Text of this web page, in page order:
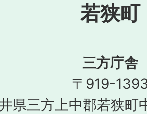
若狭町
三方庁舎
〒919-
県三方上中郡若狭町